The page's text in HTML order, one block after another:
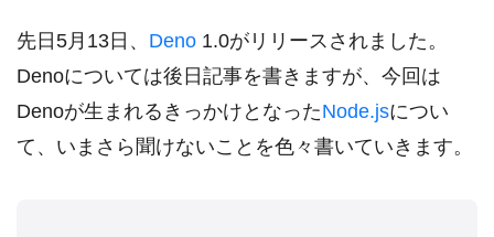
先日5月13日、 Deno 1.0がリリースされました。
Denoについては後日記事を書きますが、今回は
Denoが生まれるきっかけとなったNode.jsについ
て、いまさら聞けないことを色々書いていきます。